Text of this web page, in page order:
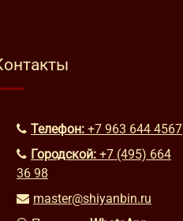
Телефон: +7 963 644 4567
Городской: +7 (495) 664
36 98
master@shiyanbin.ru